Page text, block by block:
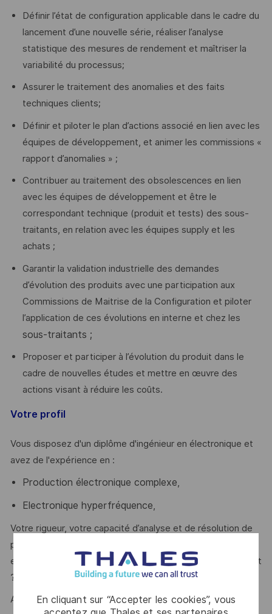
En cliquant sur “Accepter les cookies”, vous
Définir l’état de configuration applicable dans le cadre du
lancement d’une nouvelle série, réaliser l’analyse
statistique des mesures de rendement et maîtriser la
variabilité du processus;
Assurer le traitement des anomalies et des faits
techniques clients;
Définir et piloter le plan d’actions associé en lien avec les
équipes de développement, et animer les commissions «
rapport d’anomalies » ;
Contribuer au traitement des obsolescences en lien
avec les équipes de développement et être le
correspondant technique (produit et tests) des sous-
traitants, en relation avec les équipes supply et les
achats ;
Garantir la validation industrielle des demandes
d’évolution des produits avec une participation aux
Commissions de Maitrise de la Configuration et piloter
l’application de ces évolutions en interne et chez les
sous-traitants ;
Proposer et participer à l’évolution du produit dans le
cadre de nouvelles études et mettre en œuvre des
actions visant à réduire les coûts.
Votre profil
Vous disposez d'un diplôme d'ingénieur en électronique et
avez de l'expérience en :
Production électronique complexe,
Electronique hyperfréquence,
Votre rigueur, votre capacité d’analyse et de résolution de
problème, votre capacité à travailler en transverse et votre
excellent relationnel sont des atouts que l'on vous reconnait
?
Alors ce poste est fait pour vous !